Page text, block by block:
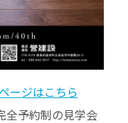
ージはこちら
全予約制の見学会